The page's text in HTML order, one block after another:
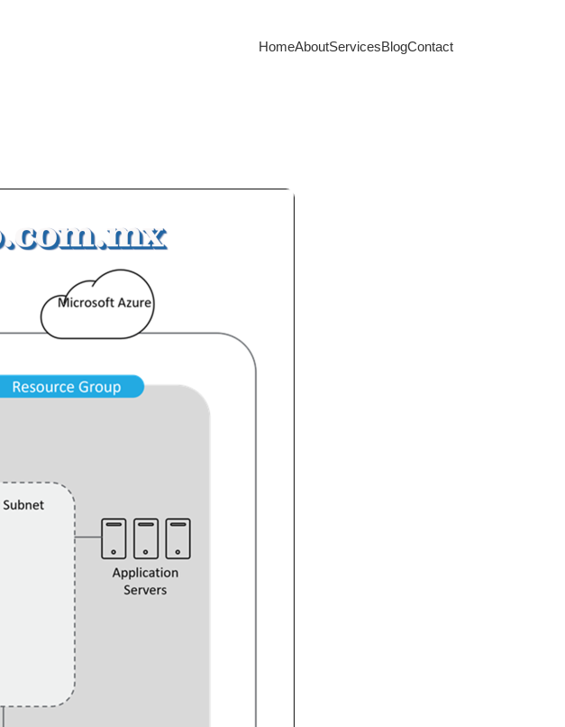
HomeAboutServicesBlogContact